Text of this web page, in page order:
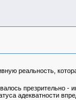
реальность,
презрительно -
адекватности